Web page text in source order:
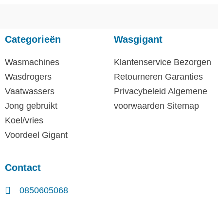
Categorieën
Wasmachines
Wasdrogers
Vaatwassers
Jong gebruikt
Koel/vries
Voordeel Gigant
Wasgigant
Klantenservice Bezorgen
Retourneren Garanties
Privacybeleid Algemene
voorwaarden Sitemap
Contact
0850605068